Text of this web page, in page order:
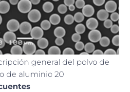
general del polvo de
de aluminio 20